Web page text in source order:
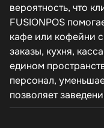
вероятность, что
FUSIONPOS
кафе или кофейни
заказы, кухня,
едином
персонал,
позволяет